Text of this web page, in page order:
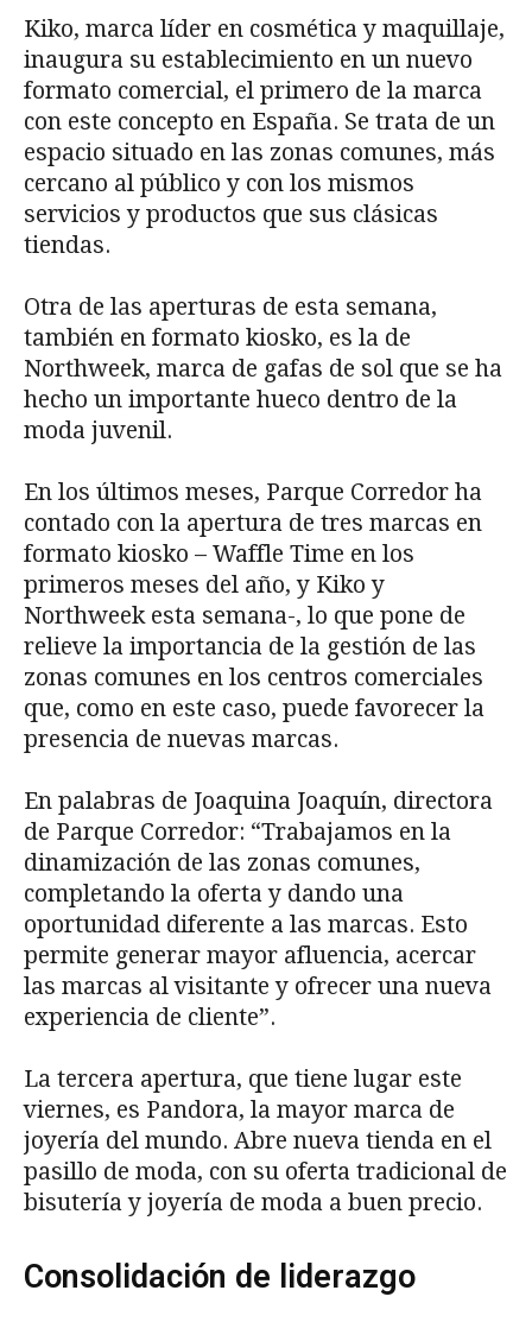
Kiko, marca líder en cosmética y maquillaje,
inaugura su establecimiento en un nuevo
formato comercial, el primero de la marca
con este concepto en España. Se trata de un
espacio situado en las zonas comunes, más
cercano al público y con los mismos
servicios y productos que sus clásicas
tiendas.
Otra de las aperturas de esta semana,
también en formato kiosko, es la de
Northweek, marca de gafas de sol que se ha
hecho un importante hueco dentro de la
moda juvenil.
En los últimos meses, Parque Corredor ha
contado con la apertura de tres marcas en
formato kiosko – Waffle Time en los
primeros meses del año, y Kiko y
Northweek esta semana-, lo que pone de
relieve la importancia de la gestión de las
zonas comunes en los centros comerciales
que, como en este caso, puede favorecer la
presencia de nuevas marcas.
En palabras de Joaquina Joaquín, directora
de Parque Corredor: “Trabajamos en la
dinamización de las zonas comunes,
completando la oferta y dando una
oportunidad diferente a las marcas. Esto
permite generar mayor afluencia, acercar
las marcas al visitante y ofrecer una nueva
experiencia de cliente”.
La tercera apertura, que tiene lugar este
viernes, es Pandora, la mayor marca de
joyería del mundo. Abre nueva tienda en el
pasillo de moda, con su oferta tradicional de
bisutería y joyería de moda a buen precio.
Consolidación de liderazgo